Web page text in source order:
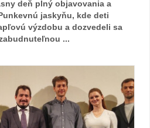
deň plný objavovania a
jaskyňu, kde deti
výzdobu a dozvedeli sa
...